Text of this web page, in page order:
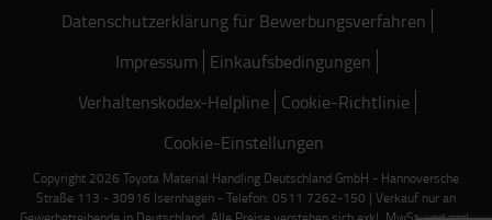
Datenschutzerklärung für Bewerbungsverfahren
Impressum Einkaufsbedingungen
Verhaltenskodex-Helpline Cookie-Richtlinie
Cookie-Einstellungen
Copyright 2026 Toyota Material Handling Deutschland GmbH - Hannoversche
Straße 113 - 30916 Isernhagen - Telefon: 0511 7262-150 | Verkauf nur an